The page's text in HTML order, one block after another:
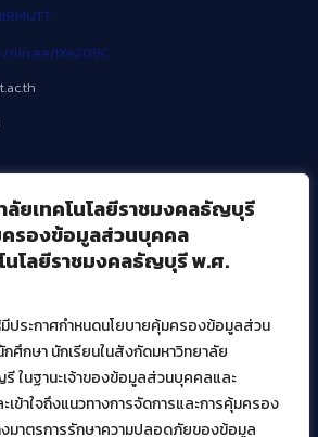
ลัยเทคโนโลยีราชมงคลธัญบุรี
ครองข้อมูลส่วนบุคคล
นโลยีราชมงคลธัญบุรี พ.ศ.
ประกาศกำหนดนโยบายคุ้มครองข้อมูลส่วน
ศึกษา นักเรียนในสังกัดมหาวิทยาลัย
ในฐานะเจ้าของข้อมูลส่วนบุคคลและ
ข้าใจถึงแนวทางการจัดการและการคุ้มครอง
มาตรการรักษาความปลอดภัยของข้อมูล
lin.ee/tXe209C
ส.
วามรู้
ารนวัตกรรมดิจิทัล
ห้กับหน่วยงานภายนอก
ะพัฒนาผู้ประกอบการ SME โดย. มทร.ธัญบุรี